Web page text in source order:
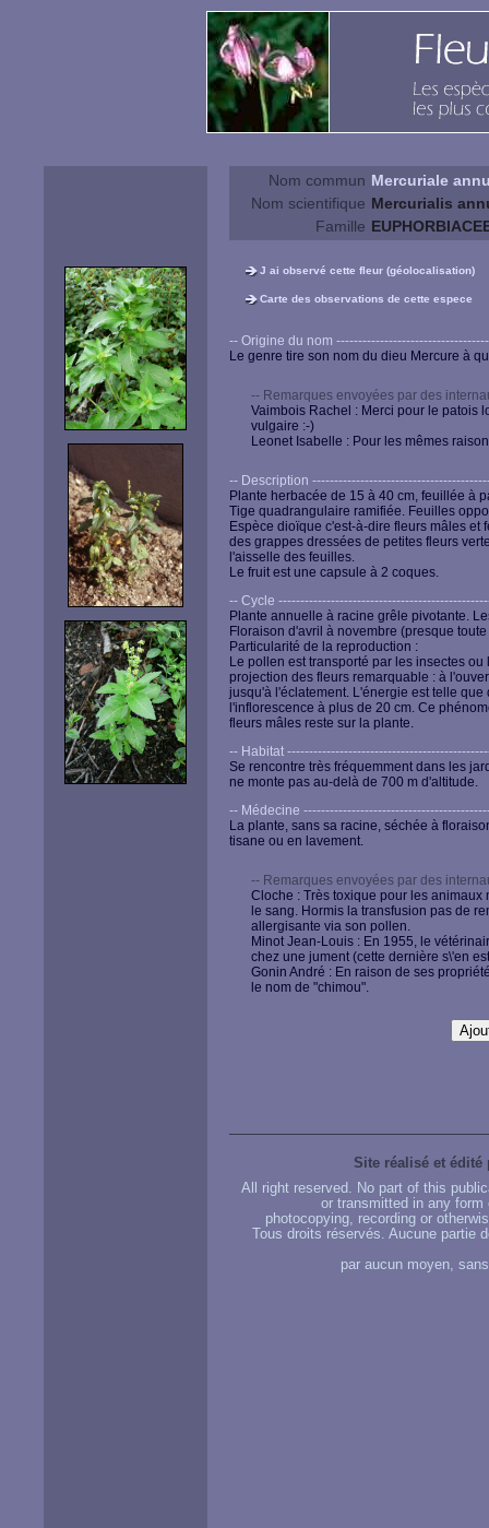
Nom commun Mercuriale
Nom scientifique Mercurialis
Famille
J ai observé cette fleur (géolocalisation)
Carte des observations de cette espece
-- Origine du nom
Le genre tire son nom du dieu Mercure à
-- Remarques envoyées par des
Vaimbois Rachel : Merci pour le patois
vulgaire :-)
Leonet Isabelle : Pour les mêmes
-- Description
Plante herbacée de 15 à 40 cm, feuillée à
Tige quadrangulaire ramifiée. Feuilles
Espèce dioïque c'est-à-dire fleurs mâles
des grappes dressées de petites fleurs
l'aisselle des feuilles.
Le fruit est une capsule à 2 coques.
-- Cycle
Plante annuelle à racine grêle pivotante.
Floraison d'avril à novembre (presque
Particularité de la reproduction :
Le pollen est transporté par les insectes
projection des fleurs remarquable : à
jusqu'à l'éclatement. L'énergie est telle
l'inflorescence à plus de 20 cm. Ce
fleurs mâles reste sur la plante.
-- Habitat
Se rencontre très fréquemment dans les
ne monte pas au-delà de 700 m d'altitude.
-- Médecine
La plante, sans sa racine, séchée à
tisane ou en lavement.
-- Remarques envoyées par des
Cloche : Très toxique pour les
le sang. Hormis la transfusion pas de
allergisante via son pollen.
Minot Jean-Louis : En 1955, le
chez une jument (cette dernière s\'en
Gonin André : En raison de ses
le nom de "chimou".
Site réalisé et édité
All right reserved. No part of this
or transmitted in any
photocopying, recording or
Tous droits réservés. Aucune
par aucun moyen,